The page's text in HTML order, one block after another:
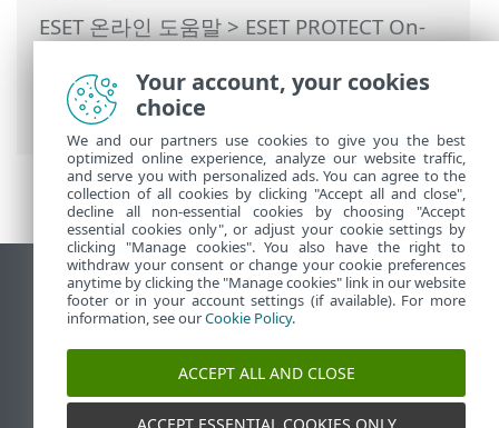
ESET 온라인 도움말>ESET PROTECT On-
ESET PROTECT On-Prem 기본 메뉴>자세
>접근 권한>권한 집합
데스크톱 사이트 보기
End of Life
ESET 지식 베이스
ESET Status Portal
Your account, your cookies
choice
We and our partners use cookies to give you the best
optimized online experience, analyze our website traffic,
and serve you with personalized ads. You can agree to the
collection of all cookies by clicking "Accept all and close",
decline all non-essential cookies by choosing "Accept
essential cookies only", or adjust your cookie settings by
clicking "Manage cookies". You also have the right to
withdraw your consent or change your cookie preferences
anytime by clicking the "Manage cookies" link in our website
footer or in your account settings (if available). For more
information, see ourCookie Policy.
ACCEPT ALL AND CLOSE